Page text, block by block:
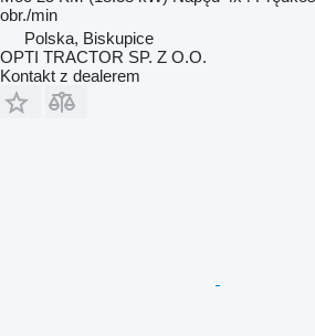
obr./min
Polska, Biskupice
OPTI TRACTOR SP. Z O.O.
Kontakt z dealerem